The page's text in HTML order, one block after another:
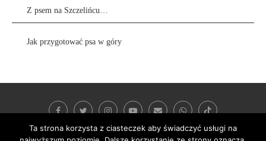
Z psem na Szczelińcu…
Jak przygotować psa w góry
Ta strona korzysta z ciasteczek aby świadczyć usługi na